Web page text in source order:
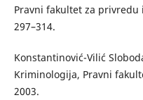
Pravni fakultet za privredu
297–314.
Konstantinović-Vilić
Kriminologija, Pravni
2003.